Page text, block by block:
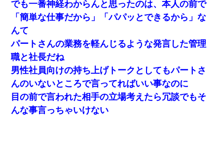
でも一番神経わからんと思ったのは、本人の前で
「簡単な仕事だから」「パパッとできるから」な
んて
パートさんの業務を軽んじるような発言した管理
職と社長だね
男性社員向けの持ち上げトークとしてもパートさ
んのいないところで言ってればいい事なのに
目の前で言われた相手の立場考えたら冗談でもそ
んな事言っちゃいけない